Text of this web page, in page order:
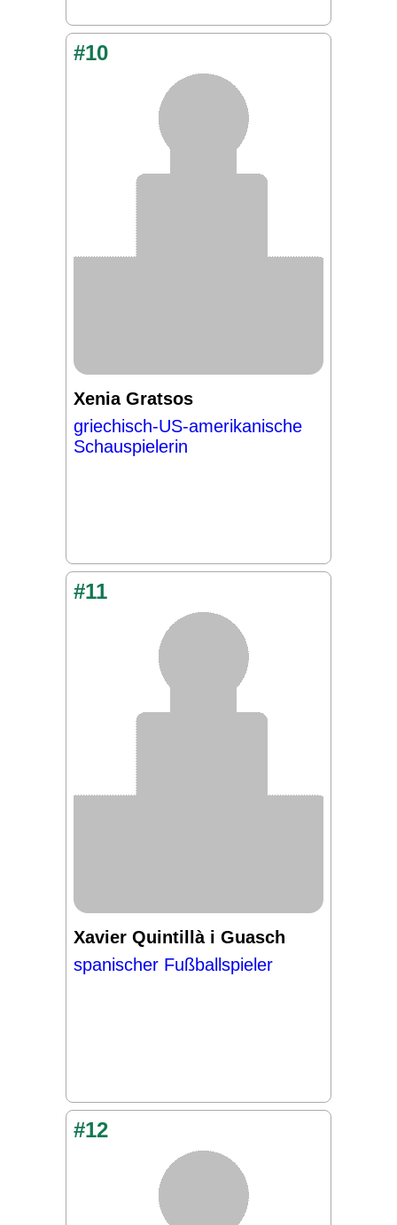
#10
Xenia Gratsos
griechisch-US-amerikanische
Schauspielerin
#11
Xavier Quintillà i Guasch
spanischer Fußballspieler
#12